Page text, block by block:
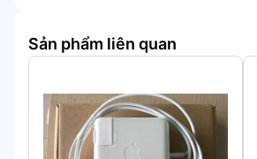
Sản phẩm liên quan